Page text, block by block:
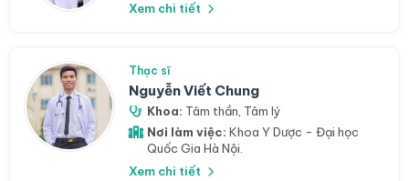
Xem chi tiết
Thạc sĩ
Nguyễn Viết Chung
Khoa: Tâm thần Tâm lý
Nơi làm việc: Khoa Y Dược - Đại học
Quốc Gia Hà Nội.
Xem chi tiết